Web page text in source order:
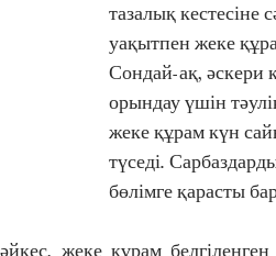
тазалық кестесіне
уақытпен жеке
Сондай-ақ, әскери
орындау үшін
жеке құрам күн
түседі.
бөлімге қарасты